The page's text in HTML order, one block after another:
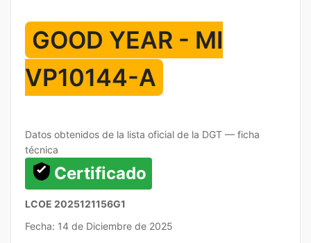
GOOD YEAR - MI
VP10144-A
Datos obtenidos de la lista oficial de la DGT — ficha
técnica
Certificado
LCOE 2025121156G1
Fecha: 14 de Diciembre de 2025